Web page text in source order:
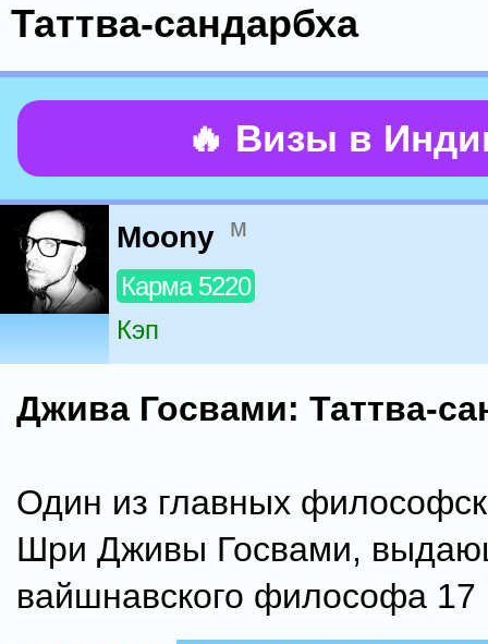
Таттва-сандарбха
🔥 Визы в
Moony м
Карма 5220
Кэп
Джива Госвами: Таттва-
Один из главных
Шри Дживы Госвами,
вайшнавского философа 17